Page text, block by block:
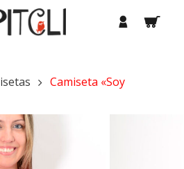
cuenta
Camiseta «Soy